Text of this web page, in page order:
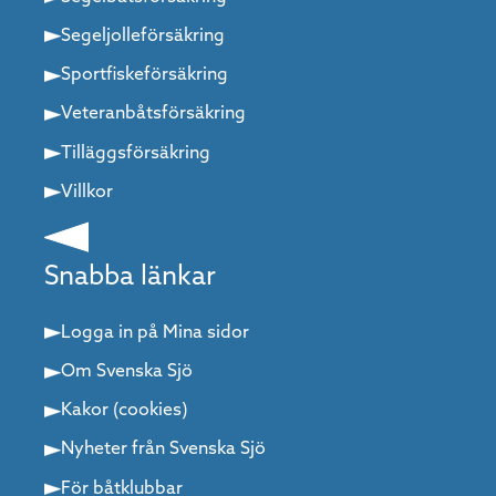
musealt. Natur utan att det känns otillgängligt. Liv och
kan komma hit för en natt och fylla på allt du behöver. Eller
Segeljolleförsäkring
Sportfiskeförsäkring
Veteranbåtsförsäkring
Tilläggsförsäkring
Villkor
Snabba länkar
Logga in på Mina sidor
Om Svenska Sjö
Kakor (cookies)
Nyheter från Svenska Sjö
För båtklubbar